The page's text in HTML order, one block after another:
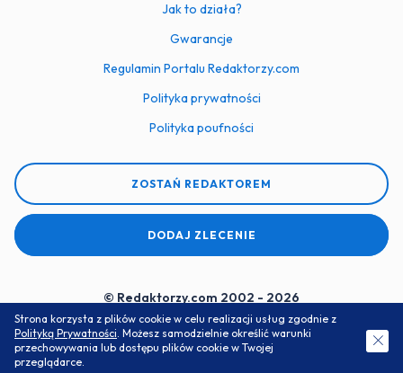
Jak to działa?
Gwarancje
Regulamin Portalu Redaktorzy.com
Polityka prywatności
Polityka poufności
ZOSTAŃ REDAKTOREM
DODAJ ZLECENIE
© Redaktorzy.com 2002 - 2026
Serwis do zamawiania prac dyplomowych i zaliczeniowych
ZAMÓW DARMOWĄ WYCENĘ
Strona korzysta z plików cookie w celu realizacji usług zgodnie z
Polityką Prywatności. Możesz samodzielnie określić warunki
przechowywania lub dostępu plików cookie w Twojej
przeglądarce.